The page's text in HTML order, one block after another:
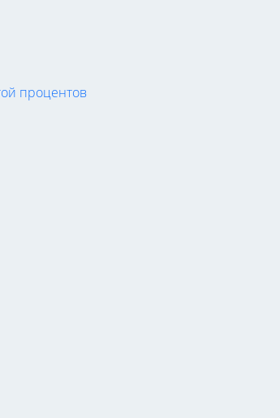
процентов